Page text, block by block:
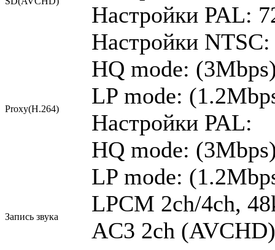
Настройки PAL:
Proxy(H.264)
Настройки NTSC:
HQ mode:
LP mode:
Настройки PAL:
HQ mode:
LP mode:
Запись звука
LPCM 2ch/4ch,
AC3 2ch